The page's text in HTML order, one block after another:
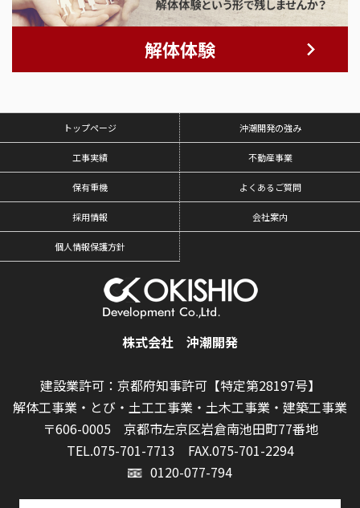
解体体験
トップページ 沖潮開発の強み
工事実績 不動産事業
保有重機 よくあるご質問
採用情報 会社案内
個人情報保護方針
株式会社 沖潮開発
建設業許可：京都府知事許可【特定第28197号】
解体工事業・とび・土工工事業・土木工事業・建築工事業
〒606-0005 京都市左京区岩倉南池田町77番地
TEL.075-701-7713 FAX.075-701-2294
0120-077-794